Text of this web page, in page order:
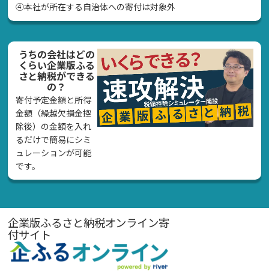
④本社が所在する自治体への寄付は対象外
うちの会社はどの
くらい企業版ふる
さと納税ができる
の？
寄付予定金額と所得
金額（繰越欠損金控
除後）の金額を入れ
るだけで簡易にシミ
ュレーションが可能
です。
企業版ふるさと納税オンライン寄
付サイト